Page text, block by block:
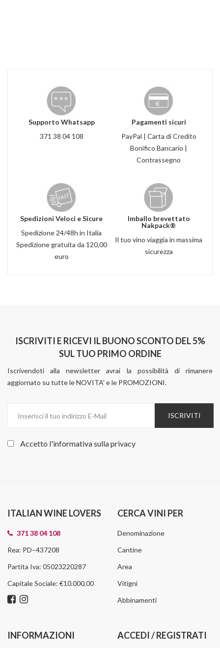
Supporto Whatsapp
371 38 04 108
Pagamenti sicuri
PayPal | Carta di Credito
Bonifico Bancario |
Contrassegno
Spedizioni Veloci e Sicure
Spedizione 24/48h in Italia
Spedizione gratuita da 120,00
euro
Imballo brevettato
Nakpack®
Il tuo vino viaggia in massima
sicurezza
ISCRIVITI E RICEVI IL BUONO SCONTO DEL 5%
SUL TUO PRIMO ORDINE
Iscrivendoti alla newsletter avrai la possibilità di rimanere
aggiornato su tutte le NOVITA' e le PROMOZIONI.
ISCRIVITI
Accetto l'informativa sullaprivacy
ITALIAN WINE LOVERS
371 38 04 108
Rea: PD–437208
Partita Iva: 05023220287
Capitale Sociale: €10.000,00
CERCA VINI PER
Denominazione
Cantine
Area
Vitigni
Abbinamenti
INFORMAZIONI ACCEDI / REGISTRATI